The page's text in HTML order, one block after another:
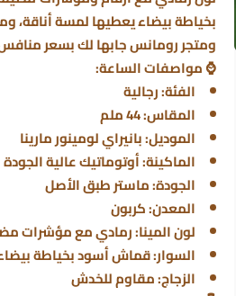
بخياطة بيضاء يعطيها لمسة أناقة،
ومتجررومانسجابها لك بسعر
⌚ مواصفات الساعة:
الفئة: رجالية
المقاس: 44 ملم
الموديل: بانيراي لومينور مارينا
الماكينة: أوتوماتيك عالية الجودة
الجودة: ماستر طبق الأصل
المعدن: كربون
لون المينا: رمادي مع مؤشرات
السوار: قماش أسود بخياطة
الزجاج: مقاوم للخدش